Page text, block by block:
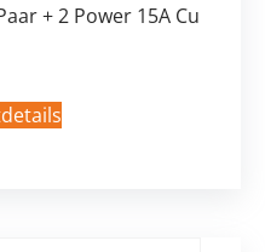
+ 2 Power 15A Cu